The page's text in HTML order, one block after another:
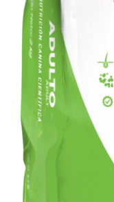
DETALLES